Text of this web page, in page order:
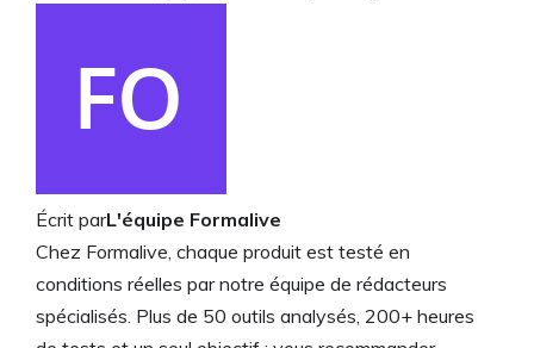
Écrit parL'équipe Formalive
Chez Formalive, chaque produit est testé en
conditions réelles par notre équipe de rédacteurs
spécialisés. Plus de 50 outils analysés, 200+ heures